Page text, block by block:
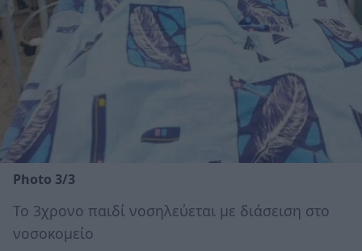
Photo 3/3
Το 3χρονο παιδί νοσηλεύεται με διάσειση στο
νοσοκομείο